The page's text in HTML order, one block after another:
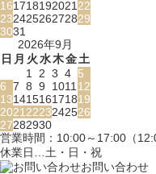
161718192021 22
23242526272829
3031
2026年9月
日 月 火水木金土
1
2 3 4 5
6 7 8 9 1011 12
13141516171819
2021 2223242526
27282930
営業時間：10:00～17:00（
休業日…土・日・祝
お問い合わせ